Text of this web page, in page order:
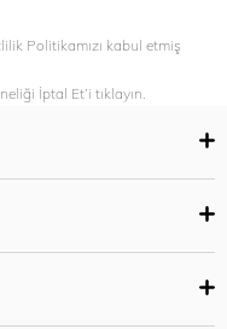
Politikamızı kabul etmiş
İptal Et’i tıklayın.